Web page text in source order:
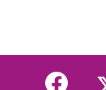
facebook